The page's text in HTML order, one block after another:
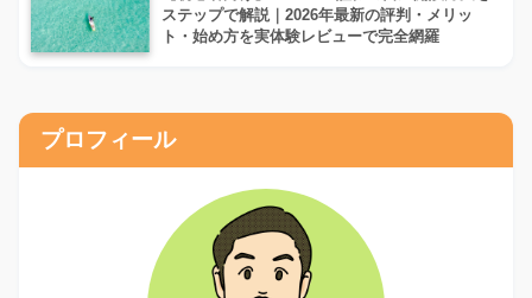
ステップで解説｜2026年最新の評判・メリッ
ト・始め方を実体験レビューで完全網羅
プロフィール